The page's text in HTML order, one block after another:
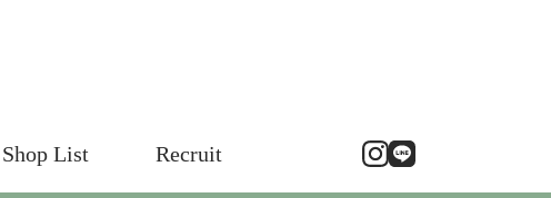
Shop List Recruit